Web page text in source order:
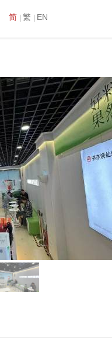
简 繁 EN